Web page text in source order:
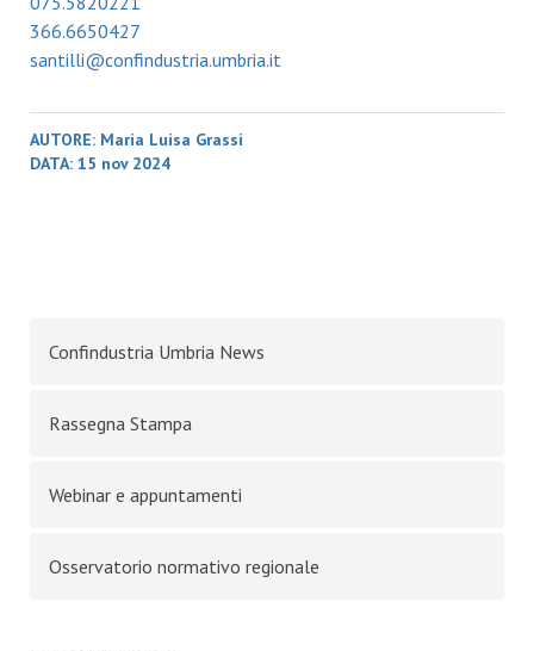
366.6650427
santilli@confindustria.umbria.it
AUTORE: Maria Luisa Grassi
DATA: 15 nov 2024
Confindustria Umbria News
Rassegna Stampa
Webinar e appuntamenti
Osservatorio normativo regionale